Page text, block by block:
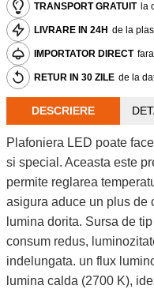
TRANSPORT GRATUIT la
LIVRARE IN 24H de la
IMPORTATOR DIRECT
RETUR IN 30 ZILE de la
DESCRIERE
Plafoniera LED poate
si special. Aceasta este
permite reglarea
asigura aduce un plus de
lumina dorita. Sursa de
consum redus,
indelungata. un flux
lumina calda (2700 K),